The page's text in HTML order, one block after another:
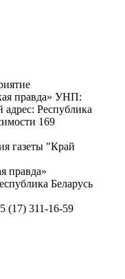
правда» УНП:
Республика
169
газеты "Край
правда»
Беларусь
(17) 311-16-59